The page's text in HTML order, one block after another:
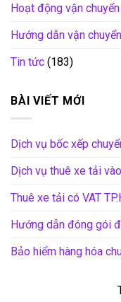
Hoạt động vận chuyển
Hướng dẫn vận chuyển
Tin tức (183)
BÀI VIẾT MỚI
Dịch vụ bốc xếp
Dịch vụ thuê xe tải
Thuê xe tải có VAT
Hướng dẫn đóng gói
Bảo hiểm hàng hóa